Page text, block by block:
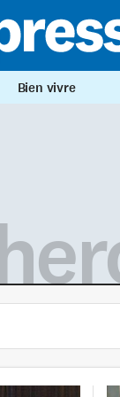
Bien vivre